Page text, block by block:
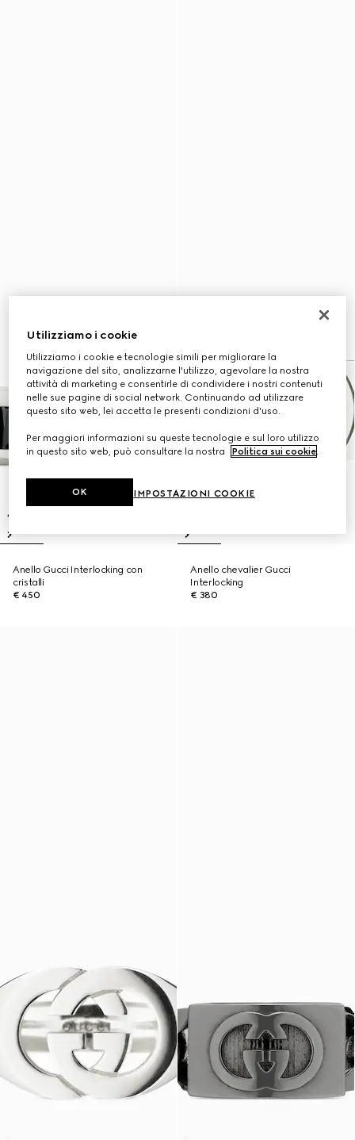
Anello Gucci Interlocking con
cristalli
€ 450
Anello chevalier Gucci
Interlocking
€ 380
Utilizziamo i cookie
Utilizziamo i cookie e tecnologie simili per migliorare la
navigazione del sito, analizzarne l'utilizzo, agevolare la nostra
attività di marketing e consentirle di condividere i nostri contenuti
nelle sue pagine di social network. Continuando ad utilizzare
questo sito web, lei accetta le presenti condizioni d'uso.
Per maggiori informazioni su queste tecnologie e sul loro utilizzo
in questo sito web, può consultare la nostra
Politica sui cookie
IMPOSTAZIONI COOKIE
OK